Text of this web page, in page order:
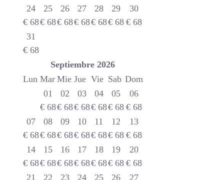
24
€ 68
25
€ 68
26
€ 68
27
€ 68
28
€ 68
29
€ 68
30
€ 68
31
€ 68
Septiembre 2026
Lun Mar Mie Jue Vie Sab Dom
01
€ 68
02
€ 68
03
€ 68
04
€ 68
05
€ 68
06
€ 68
07
€ 68
08
€ 68
09
€ 68
10
€ 68
11
€ 68
12
€ 68
13
€ 68
14
€ 68
15
€ 68
16
€ 68
17
€ 68
18
€ 68
19
€ 68
20
€ 68
21
22
23
24
25
26
27